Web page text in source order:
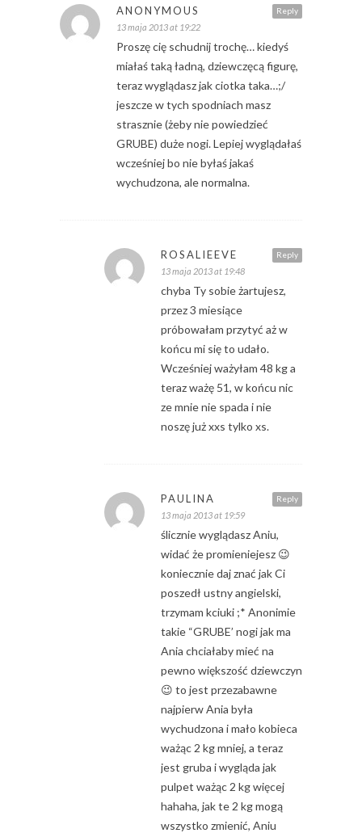
Reply
ANONYMOUS
13 maja 2013 at 19:22
Proszę cię schudnij trochę… kiedyś
miałaś taką ładną, dziewczęcą figurę,
teraz wyglądasz jak ciotka taka…;/
jeszcze w tych spodniach masz
strasznie (żeby nie powiedzieć
GRUBE) duże nogi. Lepiej wyglądałaś
wcześniej bo nie byłaś jakaś
wychudzona, ale normalna.
Reply
ROSALIEEVE
13 maja 2013 at 19:48
chyba Ty sobie żartujesz,
przez 3 miesiące
próbowałam przytyć aż w
końcu mi się to udało.
Wcześniej ważyłam 48 kg a
teraz ważę 51, w końcu nic
ze mnie nie spada i nie
noszę już xxs tylko xs.
Reply
PAULINA
13 maja 2013 at 19:59
ślicznie wyglądasz Aniu,
widać że promieniejesz 😉
koniecznie daj znać jak Ci
poszedł ustny angielski,
trzymam kciuki ;* Anonimie
takie “GRUBE’ nogi jak ma
Ania chciałaby mieć na
pewno większość dziewczyn
😉 to jest przezabawne
najpierw Ania była
wychudzona i mało kobieca
ważąc 2 kg mniej, a teraz
jest gruba i wygląda jak
pulpet ważąc 2 kg więcej
hahaha, jak te 2 kg mogą
wszystko zmienić, Aniu